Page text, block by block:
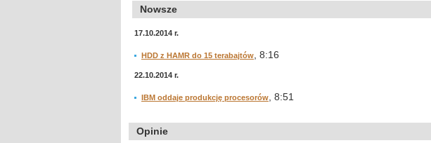
Nowsze
17.10.2014 r.
HDD z HAMR do 15 terabajtów , 8:16
22.10.2014 r.
IBM oddaje produkcję procesorów , 8:51
Opinie